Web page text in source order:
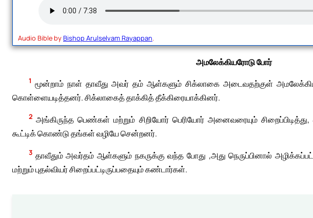
Audio Bible byBishop Arulselvam Rayappan.
அமலேக்கியரோடு போர்
1 மூன்றாம் நாள் தாவீது அவர் தம் ஆள்களும் சிக்லாகை அடைவதற்குள்
கொள்ளையடித்தனர். சிக்லாகைத் தாக்கித் தீக்கிரையாக்கினர்.
2 அங்கிருந்த பெண்கள் மற்றும் சிறியோர் பெரியோர் அனைவரையும்
கூட்டிக் கொண்டு தங்கள் வழியே சென்றனர்.
3 தாவீதும் அவர்தம் ஆள்களும் நகருக்கு வந்த போது ,அது நெருப்பினால்
மற்றும் புதல்வியர் சிறைப்பட்டிருப்பதையும் கண்டார்கள்.